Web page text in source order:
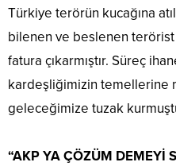
Türkiye terörün kucağına
bilenen ve beslenen
fatura çıkarmıştır. Süreç
kardeşliğimizin temellerine
geleceğimize tuzak
“AKP YA ÇÖZÜM DEMEYİ